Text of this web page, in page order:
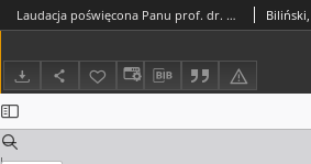
Laudacja poświęcona Panu prof. dr. hab. inż. Zbigniewowi Kowalowi